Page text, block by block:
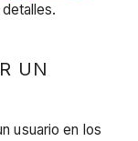
UN
usuario en los